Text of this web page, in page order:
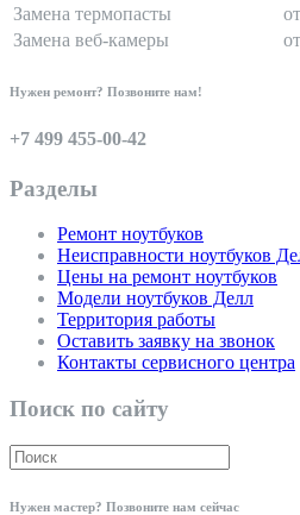
Замена термопасты
Замена веб-камеры
Нужен ремонт? Позвоните нам!
+7 499 455-00-42
Разделы
Ремонт ноутбуков
Неисправности ноутбуков
Цены на ремонт ноутбуков
Модели ноутбуков Делл
Территория работы
Оставить заявку на звонок
Контакты сервисного центра
Поиск по сайту
Нужен мастер? Позвоните нам сейчас